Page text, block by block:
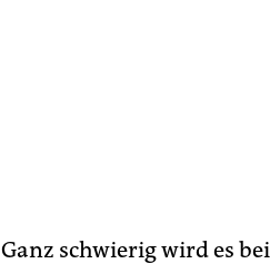
Ganz schwierig wird es